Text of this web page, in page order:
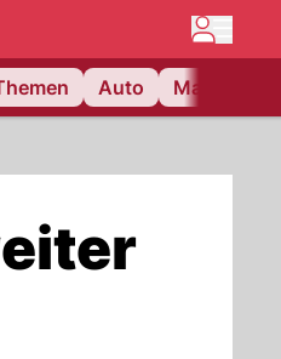
Auto Matchcenter